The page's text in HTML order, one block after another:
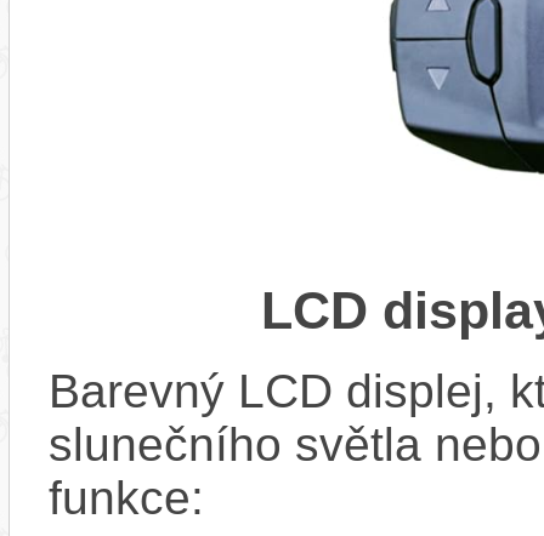
LCD
Barevný LCD displej,
slunečního světla
funkce: